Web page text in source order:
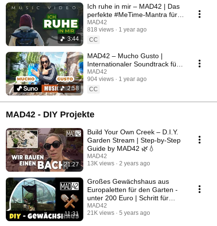
3:44
Ich ruhe in mir – MAD42 | Das
perfekte #MeTime-Mantra für
Motivation & gute Laune
MAD42
818 views
1 year ago
CC
2:58
MAD42 – Mucho Gusto |
Internationaler Soundtrack für
Naturliebhaber 🌿🎶
MAD42
904 views
1 year ago
CC
MAD42 - DIY Projekte
21:27
Build Your Own Creek – D.I.Y.
Garden Stream | Step-by-Step
Guide by MAD42 🌿💧
MAD42
13K views
2 years ago
11:31
Großes Gewächshaus aus
Europaletten für den Garten -
unter 200 Euro | Schritt für
Schritt Anl. | DIY
MAD42
21K views
5 years ago